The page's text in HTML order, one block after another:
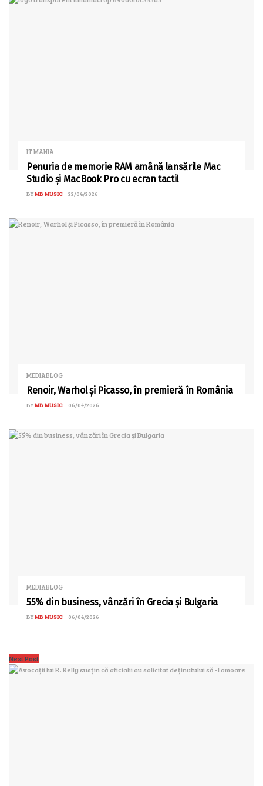
IT MANIA
Penuria de memorie RAM amână lansările Mac
Studio și MacBook Pro cu ecran tactil
BYMB MUSIC 22/04/2026
MEDIABLOG
Renoir, Warhol și Picasso, în premieră în România
BYMB MUSIC 06/04/2026
MEDIABLOG
55% din business, vânzări în Grecia și Bulgaria
BYMB MUSIC 06/04/2026
Next Post